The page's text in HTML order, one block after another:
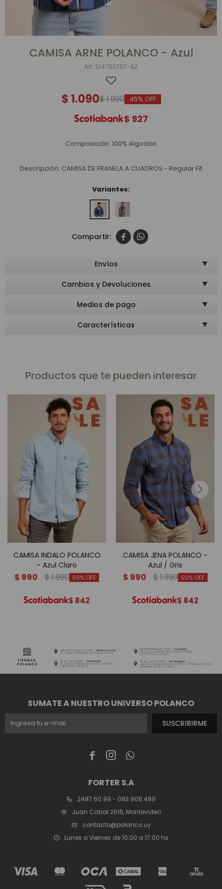
CAMISA ARNE POLANCO - Azul
104702707-AZ
$ 1.090$1.990 45
$ 927
Composición: 100% Algodón
Descripción: CAMISA DE FRANELA A CUADROS - Regular Fit
Variantes:
 
Envíos
Cambios y Devoluciones
Medios de pago
Características
Productos que te pueden interesar
CAMISA INDALO POLANCO
- Azul Claro
$ 990 $1.990 50
$ 842
CAMISA JENA POLANCO -
Azul / Gris
$ 990 $1.990 50
$ 842
  
FORTER S.A
2487 60 99 - 093 908 489
Juan Cabal 2615, Montevideo
contacto@polanco.uy
Lunes a Viernes de 10:00 a 17:00 hs
SUMATE A NUESTRO UNIVERSO POLANCO
SUSCRIBIRME